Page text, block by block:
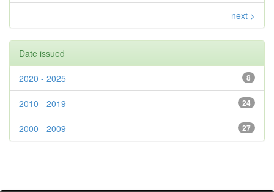
next >
Date issued
8
2020 - 2025
24
2010 - 2019
27
2000 - 2009